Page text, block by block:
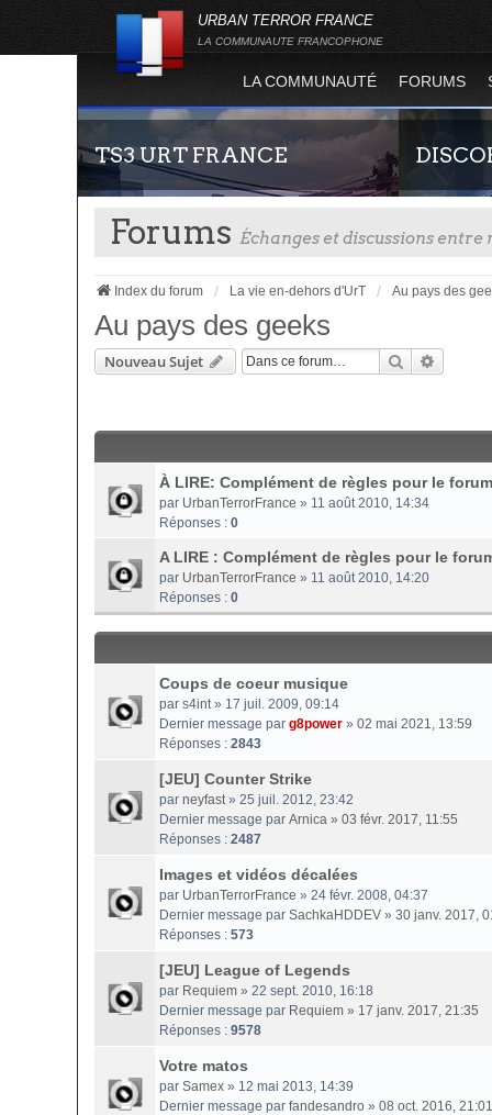
URBAN TERROR FRANCE
LA COMMUNAUTE FRANCOPHONE
LA COMMUNAUTÉ FORUMS
TS3 URT FRANCE
Envie de parler avec les autres membres de la
Rejoignez-
Forums Échanges et discussions
Index du forum La vie en-dehors d'UrT Au pays des
Au pays des geeks
Nouveau Sujet Rechercher
À LIRE: Complément de règles pour le
par UrbanTerrorFrance » 11 août 2010, 14:34
Réponses : 0
A LIRE : Complément de règles pour le
par UrbanTerrorFrance » 11 août 2010, 14:20
Réponses : 0
Coups de coeur musique
par s4int» 17 juil. 2009, 09:14
Dernier message par g8power » 02 mai 2021, 13:59
Réponses : 2843
[JEU] Counter Strike
par neyfast» 25 juil. 2012, 23:42
Dernier message par Arnica » 03 févr. 2017, 11:55
Réponses : 2487
Images et vidéos décalées
par UrbanTerrorFrance » 24 févr. 2008, 04:37
Dernier message par SachkaHDDEV » 30 janv. 2017,
Réponses : 573
[JEU] League of Legends
par Requiem » 22 sept. 2010, 16:18
Dernier message par Requiem » 17 janv. 2017, 21:35
Réponses : 9578
Votre matos
par Samex » 12 mai 2013, 14:39
Dernier message par fandesandro » 08 oct. 2016, 21:01